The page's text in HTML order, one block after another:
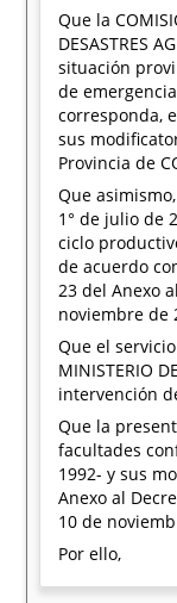
Que la
DESASTRES
situación
de
corresponda,
sus
Provincia de
Que
1° de julio de
ciclo
de acuerdo
23 del Anexo
noviembre de
Que el
MINISTERIO
intervención
Que la
facultades
1992- y sus
Anexo al
10 de
Por ello,